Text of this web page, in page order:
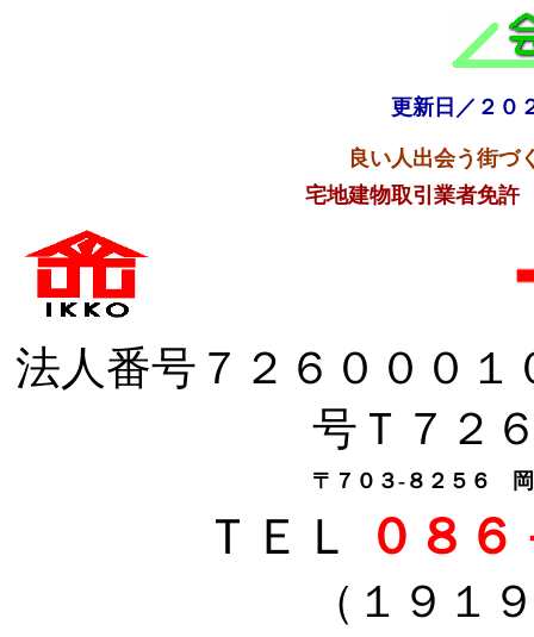
更新日／２０
良い人出会う街
宅地建物取引業者免
法人番号７２６０００
号Ｔ７２
〒７０３-８２５６
ＴＥＬ ０８
（１９１９は